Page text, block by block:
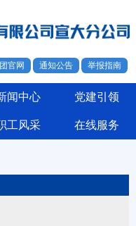
官网 通知公告 举报指南
闻中心 党建引领
工风采 在线服务